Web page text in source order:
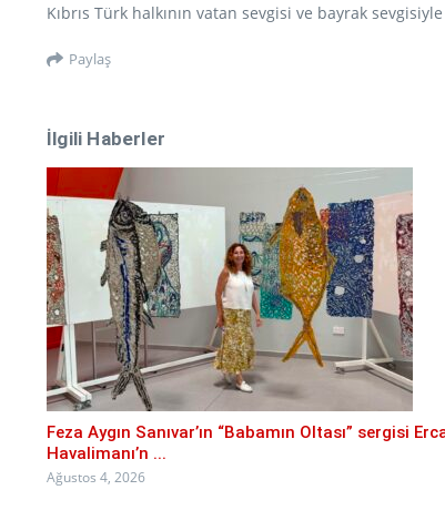
Kıbrıs Türk halkının vatan sevgisi ve bayrak
Paylaş
İlgili Haberler
Feza Aygın Sanıvar’ın “Babamın Oltası” sergisi
Havalimanı’n ...
Ağustos 4, 2026